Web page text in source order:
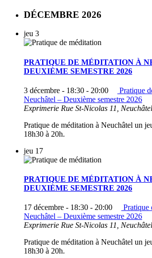
DÉCEMBRE 2026
jeu 3
PRATIQUE DE MÉDITATION À
DEUXIÈME SEMESTRE 2026
3 décembre - 18:30 - 20:00
Pratique
Neuchâtel – Deuxième semestre 2026
Exprimerie Rue St-Nicolas 11,
Pratique de méditation à Neuchâtel un
18h30 à 20h.
jeu 17
PRATIQUE DE MÉDITATION À
DEUXIÈME SEMESTRE 2026
17 décembre - 18:30 - 20:00
Pratique
Neuchâtel – Deuxième semestre 2026
Exprimerie Rue St-Nicolas 11,
Pratique de méditation à Neuchâtel un
18h30 à 20h.